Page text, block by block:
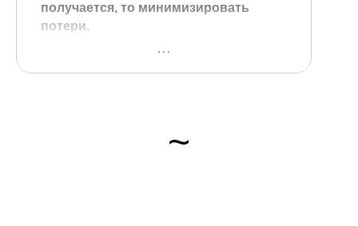
получается, то минимизировать
потери.
~